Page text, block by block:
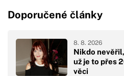
Doporučené články
Nikdo
už je to přes
věci
8. 8. 2026